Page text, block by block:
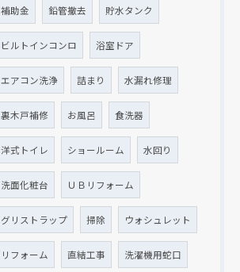
補助金 鉛管撤去 貯水タンク
ビルトインコンロ 浴室ドア
エアコン洗浄 詰まり 水漏れ修理
裏木戸補修 お風呂 食洗器
洋式トイレ ショールーム 水回り
洗面化粧台 ＵＢリフォーム
グリストラップ 掃除 ウォシュレット
リフォーム 直結工事 洗濯機用蛇口